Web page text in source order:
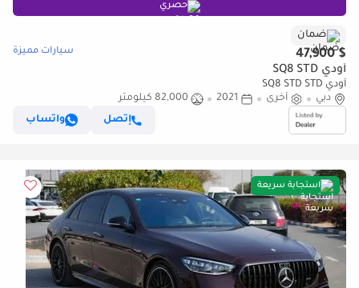
حصري
ضمان
$ 47,900 سيارات مميزة
أودي SQ8 STD
أودي SQ8 STD STD
دبي
أخرى 2021
82,000 كيلومتر
إتصل
واتساب
استجابة سريعة